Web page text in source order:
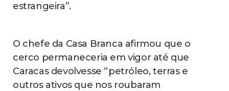
estrangeira”.
O chefe da Casa Branca afirmou que o
cerco permaneceria em vigor até que
Caracas devolvesse “petróleo, terras e
outros ativos que nos roubaram